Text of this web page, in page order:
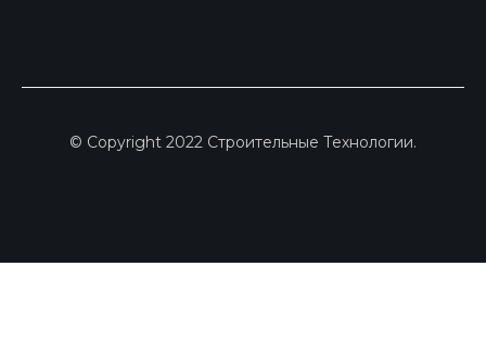
© Copyright 2022 Строительные Технологии.